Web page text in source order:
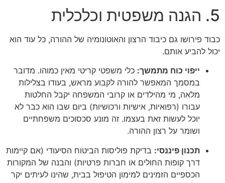
5. הגנה משפטית וכלכלית
כבוד פירושו גם כיבוד הרצון והאוטונומיה של ההורה, כל עוד הוא
יכול להביע אותם.
ייפוי כוח מתמשך: כלי משפטי קריטי מאין כמוהו. מדובר
במסמך המאפשר להורה לקבוע מראש, בעודו בצלילות
מלאה, מי מהילדים או קרובי המשפחה יקבל החלטות
עבורו (רפואיות, אישיות ורכושיות) ביום שבו הוא כבר לא
יוכל לעשות זאת בעצמו. זה מונע סכסוכים משפחתיים
ושומר על רצון ההורה.
תכנון פיננסי: בדיקת פוליסות הביטוח הסיעודי (אם קיימות
דרך קופות החולים או חברות פרטיות) והבנה של המקורות
הכספיים הזמינים למימון הטיפול בבית, שהינו לעיתים יקר